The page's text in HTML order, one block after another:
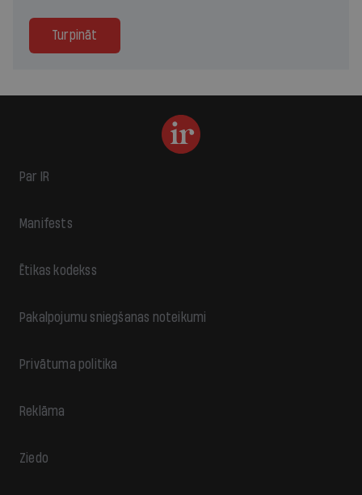
Turpināt
Par IR
Manifests
Ētikas kodekss
Pakalpojumu sniegšanas noteikumi
Privātuma politika
Reklāma
Ziedo